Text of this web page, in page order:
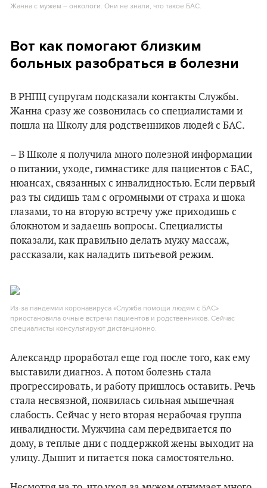
Жанна с мужем – онкологи. Они не знали, что такое БАС.
Вот как помогают близким
больных разобраться в болезни
В РНПЦ супругам подсказали контакты Службы.
Жанна сразу же созвонилась со специалистами и
пошла на Школу для родственников людей с БАС.
– В Школе я получила много полезной информации
о питании, уходе, гимнастике для пациентов с БАС,
нюансах, связанных с инвалидностью. Если первый
раз ты сидишь там с огромными от страха и шока
глазами, то на вторую встречу уже приходишь с
блокнотом и задаешь вопросы. Специалисты
показали, как правильно делать мужу массаж,
рассказали, как наладить питьевой режим.
Из-за пандемии коронавируса «Служба помощи людям с БАС»
приостановила очные встречи пациентов и родственников. Сейчас
специалисты консультируют дистанционно.
Александр проработал еще год после того, как ему
выставили диагноз. А потом болезнь стала
прогрессировать, и работу пришлось оставить. Речь
стала несвязной, появилась сильная мышечная
слабость. Сейчас у него вторая нерабочая группа
инвалидности. Мужчина сам передвигается по
дому, в теплые дни с поддержкой жены выходит на
улицу. Дышит и питается пока самостоятельно.